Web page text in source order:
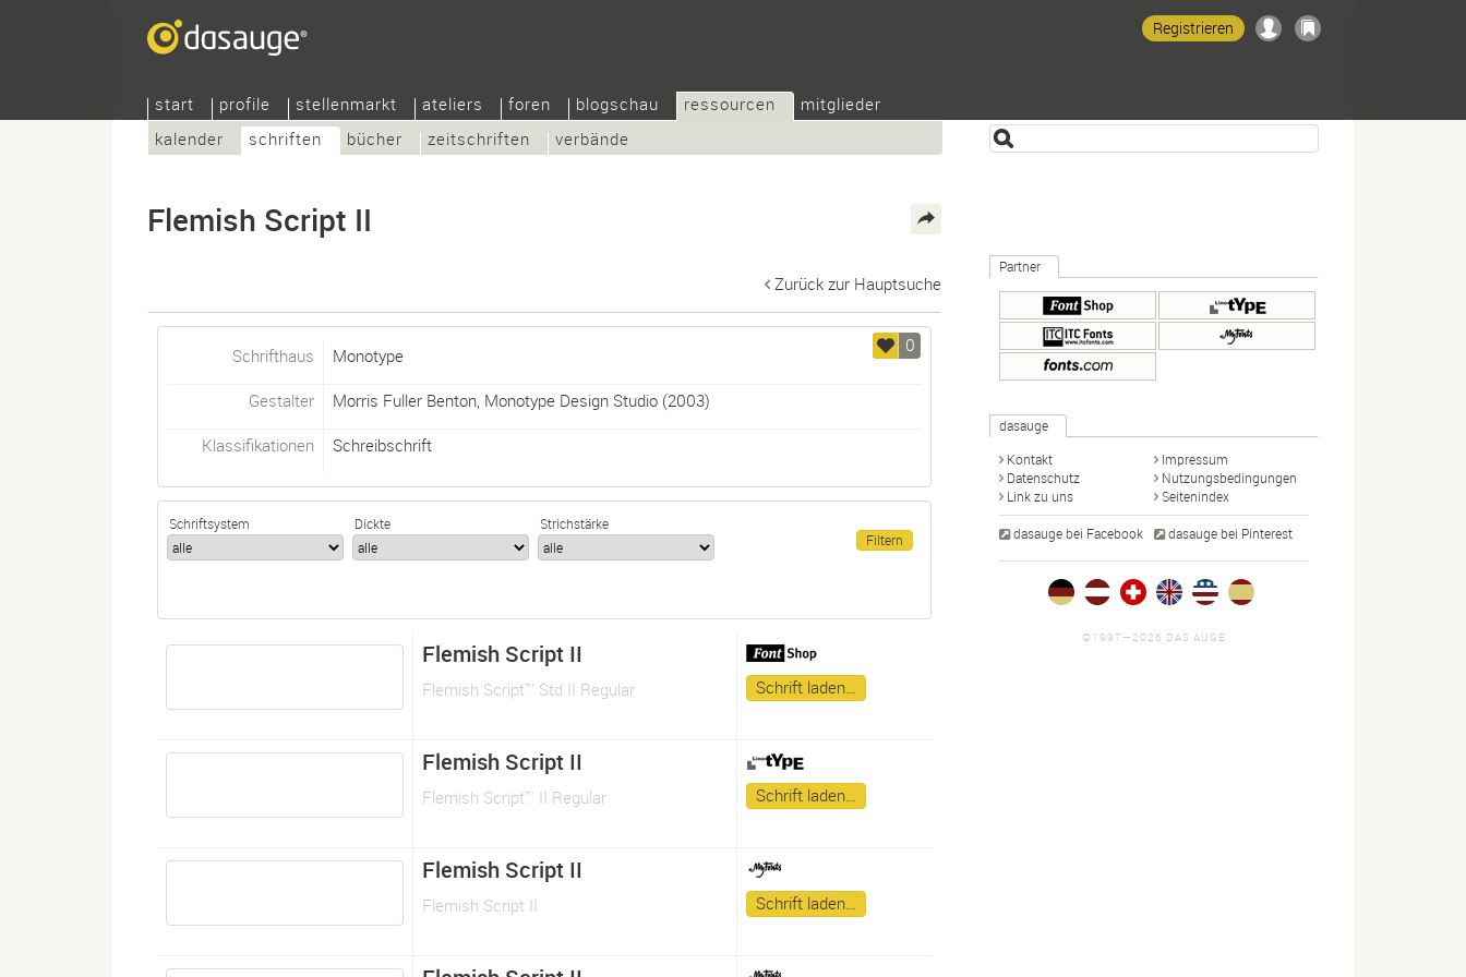
start profile stellenmarkt ateliers foren blogschau
ressourcen
kalender
schriften bücher zeitschriften verbände
mitglieder
Registrieren
Flemish Script II
Zurück zur Hauptsuche
0
Schrifthaus Monotype
Gestalter Morris Fuller Benton, Monotype Design Studio(2003)
Klassifikationen Schreibschrift
Schriftsystem Dickte Strichstärke
Flemish Script II
Flemish Script™ Std II Regular Schrift laden…
Flemish Script II
Flemish Script™ II Regular Schrift laden…
Flemish Script II
Flemish Script II Schrift laden…
Partner
dasauge
Kontakt
Impressum
Datenschutz
Nutzungsbedingungen
Link zu uns
Seitenindex
dasauge bei Facebook dasauge bei Pinterest
©1997—2026 DAS AUGE